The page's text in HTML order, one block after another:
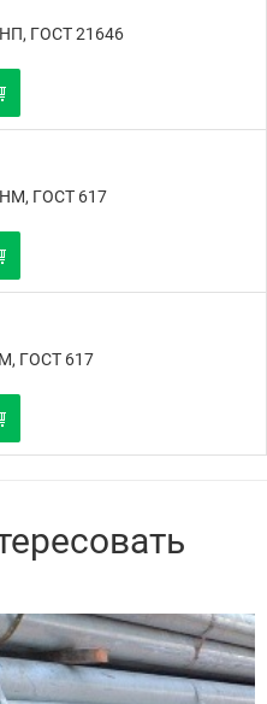
ГОСТ 21646
ГОСТ 617
ГОСТ 617